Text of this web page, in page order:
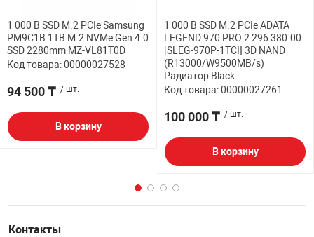
1 000 B SSD M.2 PCIe Samsung
PM9C1B 1TB M.2 NVMe Gen 4.0
SSD 2280mm MZ-VL81T0D
Код товара: 00000027528
94 500 ₸ / шт.
В корзину
1 000 B SSD M.2 PCIe ADATA
LEGEND 970 PRO 2 296 380.00
[SLEG-970P-1TCI] 3D NAND
(R13000/W9500MB/s)
Радиатор Black
Код товара: 00000027261
100 000 ₸ / шт.
В корзину
Контакты